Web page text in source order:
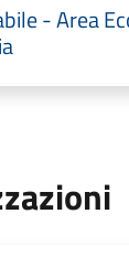
- Area